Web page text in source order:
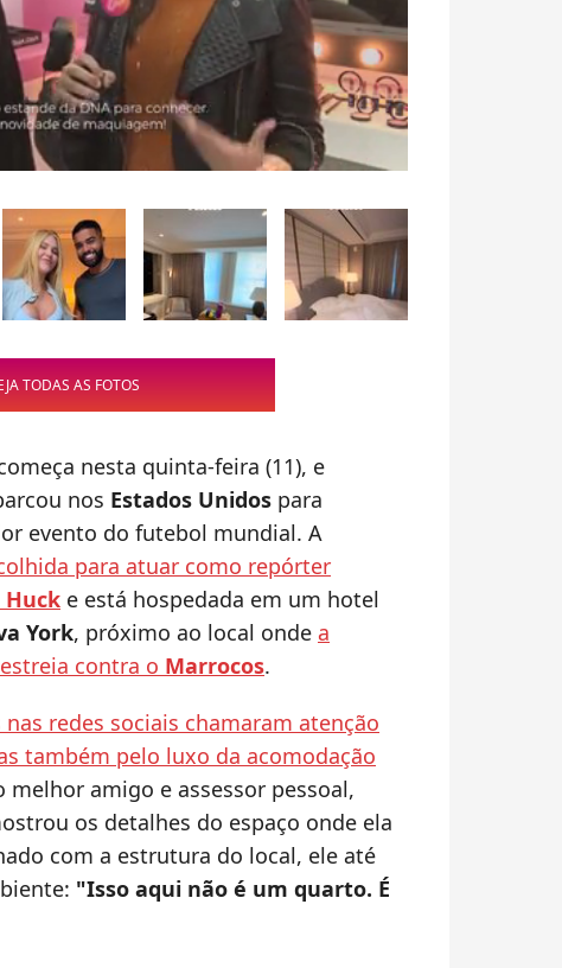
TODAS AS FOTOS
nesta quinta-feira (11), e
nos Estados Unidos para
evento do futebol mundial. A
para atuar como repórter
Huck e está hospedada em um hotel
York, próximo ao local onde a
contra o Marrocos.
redes sociais chamaram atenção
também pelo luxo da acomodação
melhor amigo e assessor pessoal,
os detalhes do espaço onde ela
com a estrutura do local, ele até
"Isso aqui não é um quarto. É